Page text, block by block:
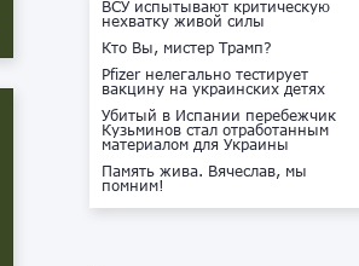
ВСУ испытывают критическую
нехватку живой силы
Кто Вы, мистер Трамп?
Pfizer нелегально тестирует
вакцину на украинских детях
Убитый в Испании перебежчик
Кузьминов стал отработанным
материалом для Украины
Память жива. Вячеслав, мы
помним!
Не доставайся ты никому!